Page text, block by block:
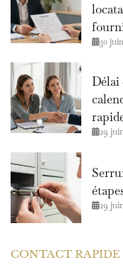
30
Délai
29
29
CONTACT RAPIDE